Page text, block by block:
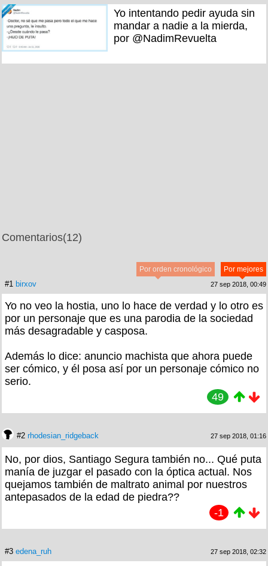
Yo intentando pedir ayuda sin
mandar a nadie a la mierda,
por @NadimRevuelta
Comentarios(12)
Por mejores
Por orden cronológico
#1 birxov 27 sep 2018, 00:49
Yo no veo la hostia, uno lo hace de verdad y lo otro es
por un personaje que es una parodia de la sociedad
más desagradable y casposa.
Además lo dice: anuncio machista que ahora puede
ser cómico, y él posa así por un personaje cómico no
serio.
49
#2 rhodesian_ridgeback 27 sep 2018, 01:16
No, por dios, Santiago Segura también no... Qué puta
manía de juzgar el pasado con la óptica actual. Nos
quejamos también de maltrato animal por nuestros
antepasados de la edad de piedra??
-1
#3 edena_ruh 27 sep 2018, 02:32